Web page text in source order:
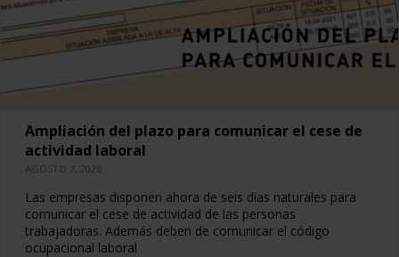
Ampliación del plazo para comunicar el cese de
actividad laboral
AGOSTO 7, 2026
Las empresas disponen ahora de seis días naturales para
comunicar el cese de actividad de las personas
trabajadoras. Además deben de comunicar el código
ocupacional laboral